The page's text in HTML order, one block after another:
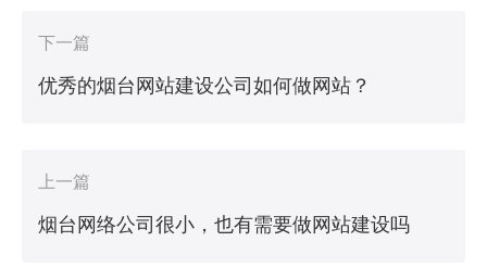
下一篇
优秀的烟台网站建设公司如何做网站？
上一篇
烟台网络公司很小，也有需要做网站建设吗